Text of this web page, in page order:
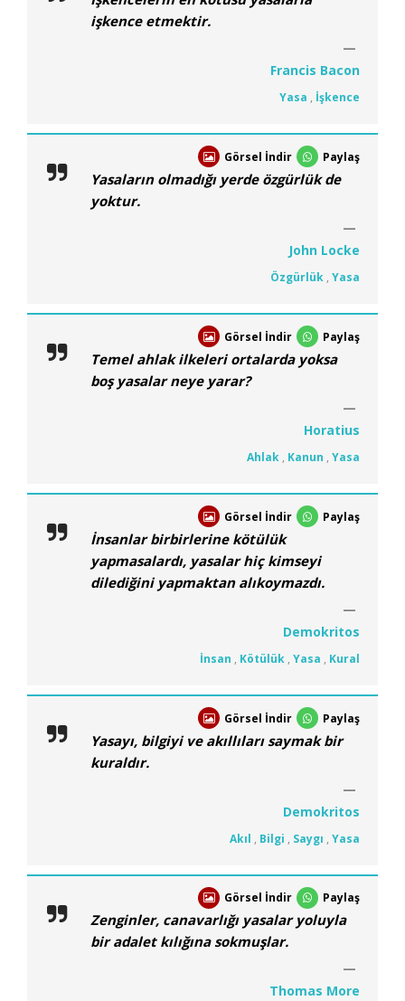
işkence etmektir.
Francis Bacon
Yasa , İşkence
Görsel İndir Paylaş
Yasaların olmadığı yerde özgürlük de
yoktur.
John Locke
Özgürlük , Yasa
Görsel İndir Paylaş
Temel ahlak ilkeleri ortalarda yoksa
boş yasalar neye yarar?
Horatius
Ahlak , Kanun , Yasa
Görsel İndir Paylaş
İnsanlar birbirlerine kötülük
yapmasalardı, yasalar hiç kimseyi
dilediğini yapmaktan alıkoymazdı.
Demokritos
İnsan , Kötülük , Yasa , Kural
Görsel İndir Paylaş
Yasayı, bilgiyi ve akıllıları saymak bir
kuraldır.
Demokritos
Akıl , Bilgi , Saygı , Yasa
Görsel İndir Paylaş
Zenginler, canavarlığı yasalar yoluyla
bir adalet kılığına sokmuşlar.
Thomas More